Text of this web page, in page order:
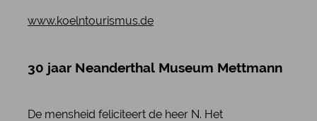
www.koelntourismus.de
30 jaar Neanderthal Museum Mettmann
De mensheid feliciteert de heer N. Het